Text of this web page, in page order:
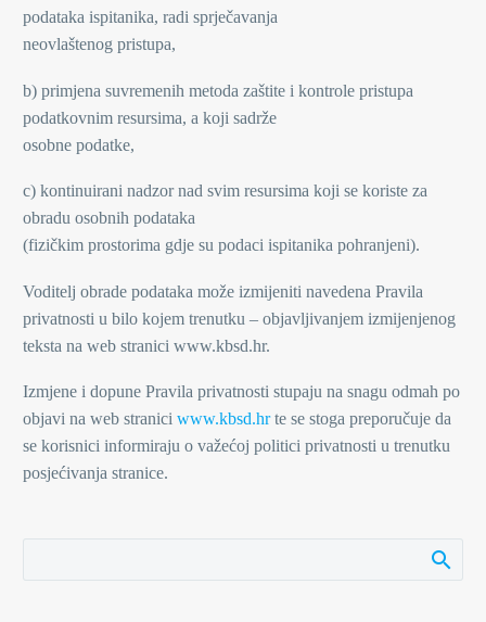
podataka ispitanika, radi sprječavanja
neovlaštenog pristupa,
b) primjena suvremenih metoda zaštite i kontrole pristupa
podatkovnim resursima, a koji sadrže
osobne podatke,
c) kontinuirani nadzor nad svim resursima koji se koriste za
obradu osobnih podataka
(fizičkim prostorima gdje su podaci ispitanika pohranjeni).
Voditelj obrade podataka može izmijeniti navedena Pravila
privatnosti u bilo kojem trenutku – objavljivanjem izmijenjenog
teksta na web stranici www.kbsd.hr.
Izmjene i dopune Pravila privatnosti stupaju na snagu odmah po
objavi na web stranici www.kbsd.hrte se stoga preporučuje da
se korisnici informiraju o važećoj politici privatnosti u trenutku
posjećivanja stranice.